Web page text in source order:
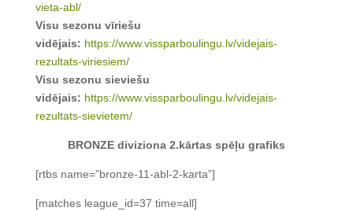
vieta-abl/
Visu sezonu vīriešu
vidējais: https://www.vissparboulingu.lv/videjais-
rezultats-viriesiem/
Visu sezonu sieviešu
vidējais: https://www.vissparboulingu.lv/videjais-
rezultats-sievietem/
BRONZE diviziona 2.kārtas spēļu grafiks
[rtbs name=”bronze-11-abl-2-karta”]
[matches league_id=37 time=all]